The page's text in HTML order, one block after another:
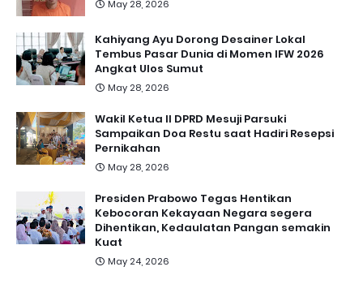
May 28, 2026
Kahiyang Ayu Dorong Desainer Lokal
Tembus Pasar Dunia di Momen IFW 2026
Angkat Ulos Sumut
May 28, 2026
Wakil Ketua II DPRD Mesuji Parsuki
Sampaikan Doa Restu saat Hadiri Resepsi
Pernikahan
May 28, 2026
Presiden Prabowo Tegas Hentikan
Kebocoran Kekayaan Negara segera
Dihentikan, Kedaulatan Pangan semakin
Kuat
May 24, 2026